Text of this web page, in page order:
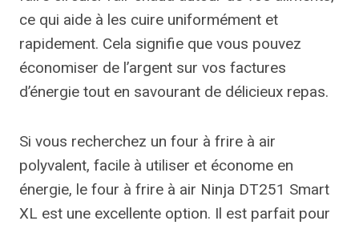
ce qui aide à les cuire uniformément et
rapidement. Cela signifie que vous pouvez
économiser de l’argent sur vos factures
d’énergie tout en savourant de délicieux repas.
Si vous recherchez un four à frire à air
polyvalent, facile à utiliser et économe en
énergie, le four à frire à air Ninja DT251 Smart
XL est une excellente option. Il est parfait pour